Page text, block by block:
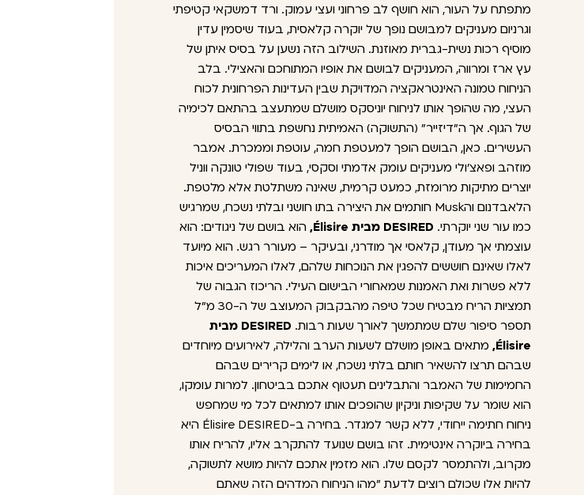
מתפתח על העור, הוא חושף לב פרחוני ועצי עמוק. ורד דמשקאי קטיפתי
וגרניום מעניקים למבושם נופך של יוקרה קלאסית, בעוד שיסמין עדין
מוסיף רכות נשית-גברית מאוזנת. השילוב הזה נשען על בסיס איתן של
עץ ארז ומרווה, המעניקים לבושם את אופיו המתוחכם והאצילי. בלב
הניחוח טמונה האינטראקציה המדויקת שבין העדינות הפרחונית לכוח
העצי, מה שהופך אותו לניחוח יוניסקס מושלם שמתעצב בהתאם לכימיה
של הגוף. אך ה"דיזייר" (התשוקה) האמיתית נחשפת בתווי הבסיס
העשירים. כאן, הבושם הופך למעטפת חמה, עוטפת וממכרת. אמבר
מוזהב ופאצ'ולי מעניקים עומק אדמתי וסקסי, בעוד שפולי טונקה ווניל
יוצרים מתיקות מרומזת, כמעט קרמית, שאינה משתלטת אלא מלטפת.
הלאבדנום והMusk חותמים את היצירה בתו חושני ובלתי נשכח, שמרגיש
כמו עור שני יוקרתי. DESIRED מבית Élisire,
הוא בושם של ניגודים: הוא
עוצמתי אך מעודן, קלאסי אך מודרני, ובעיקר – מעורר רגש. הוא מיועד
לאלו שאינם חוששים להפגין את הנוכחות שלהם, לאלו המעריכים איכות
ללא פשרות ואת האמנות שמאחורי הבישום העילי. הריכוז הגבוה של
תמציות הריח מבטיח שכל טיפה מהבקבוק המעוצב של ה-30 מ"ל
תספר סיפור שלם שמתמשך לאורך שעות רבות.
DESIRED מבית
Élisire, מתאים באופן מושלם לשעות הערב והלילה, לאירועים מיוחדים
שבהם תרצו להשאיר חותם בלתי נשכח, או לימים קרירים שבהם
החמימות של האמבר והתבלינים תעטוף אתכם בביטחון. למרות עומקו,
הוא שומר על שקיפות וניקיון שהופכים אותו למתאים לכל מי שמחפש
ניחוח חתימה ייחודי, ללא קשר למגדר. בחירה ב-Élisire DESIRED היא
בחירה ביוקרה אינטימית. זהו בושם שנועד להתקרב אליו, להריח אותו
מקרוב, ולהתמסר לקסם שלו. הוא מזמין אתכם להיות מושא לתשוקה,
להיות אלו שכולם רוצים לדעת "מהו הניחוח המדהים הזה שאתם